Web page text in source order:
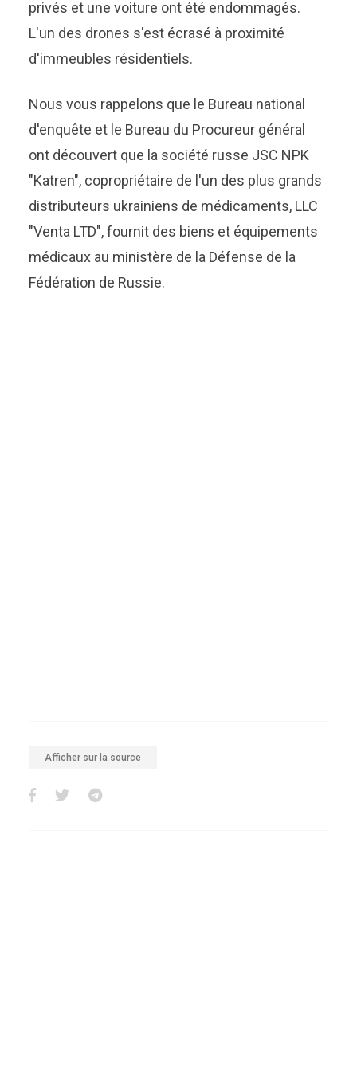
privés et une voiture ont été endommagés.
L'un des drones s'est écrasé à proximité
d'immeubles résidentiels.
Nous vous rappelons que le Bureau national
d'enquête et le Bureau du Procureur général
ont découvert que la société russe JSC NPK
"Katren", copropriétaire de l'un des plus grands
distributeurs ukrainiens de médicaments, LLC
"Venta LTD", fournit des biens et équipements
médicaux au ministère de la Défense de la
Fédération de Russie.
Afficher sur la source